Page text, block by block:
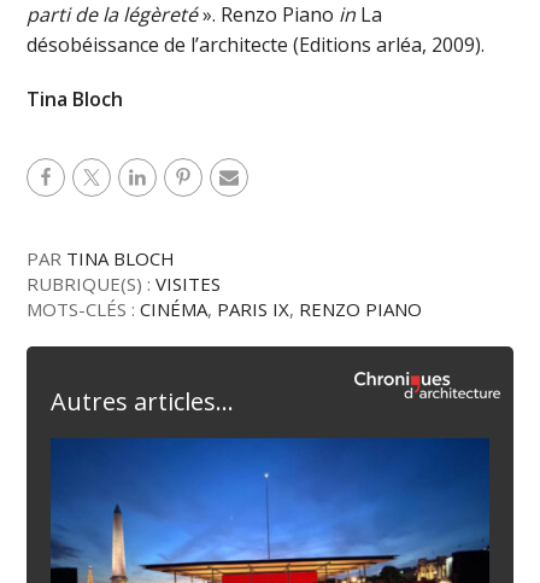
parti de la légèreté». Renzo Piano in La
désobéissance de l’architecte (Editions arléa, 2009).
Tina Bloch
PAR TINA BLOCH
RUBRIQUE(S) :VISITES
MOTS-CLÉS :CINÉMA, PARIS IX, RENZO PIANO
Autres articles...